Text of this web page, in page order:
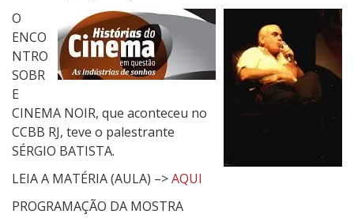
O
ENCO
NTRO
SOBR
E
CINEMA NOIR, que aconteceu no
CCBB RJ, teve o palestrante
SÉRGIO BATISTA.
LEIA A MATÉRIA (AULA) –>AQUI
PROGRAMAÇÃO DA MOSTRA